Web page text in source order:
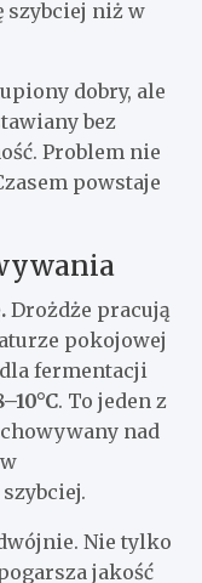
szybciej niż w
dobry, ale
bez
Problem nie
powstaje
Drożdże pracują
pokojowej
fermentacji
. To jeden z
nad
Nie tylko
jakość